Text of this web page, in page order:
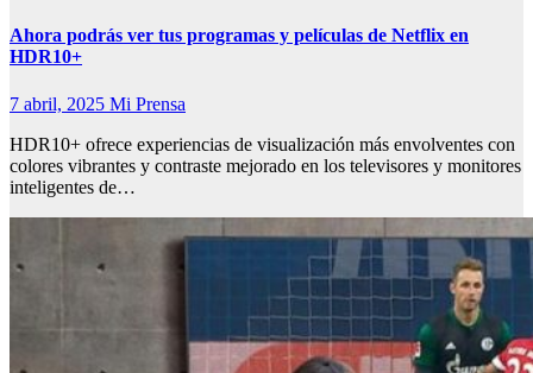
Ahora podrás ver tus programas y películas de Netflix en
HDR10+
7 abril, 2025 Mi Prensa
HDR10+ ofrece experiencias de visualización más envolventes con
colores vibrantes y contraste mejorado en los televisores y monitores
inteligentes de…